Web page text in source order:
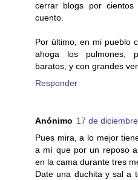
cerrar blogs por
cuento.
Por último, en mi pueblo
ahoga los pulmones,
baratos, y con grandes
Responder
Anónimo 17 de
Pues mira, a lo mejor
a mí que por un reposo
en la cama durante tres
Date una duchita y sal a